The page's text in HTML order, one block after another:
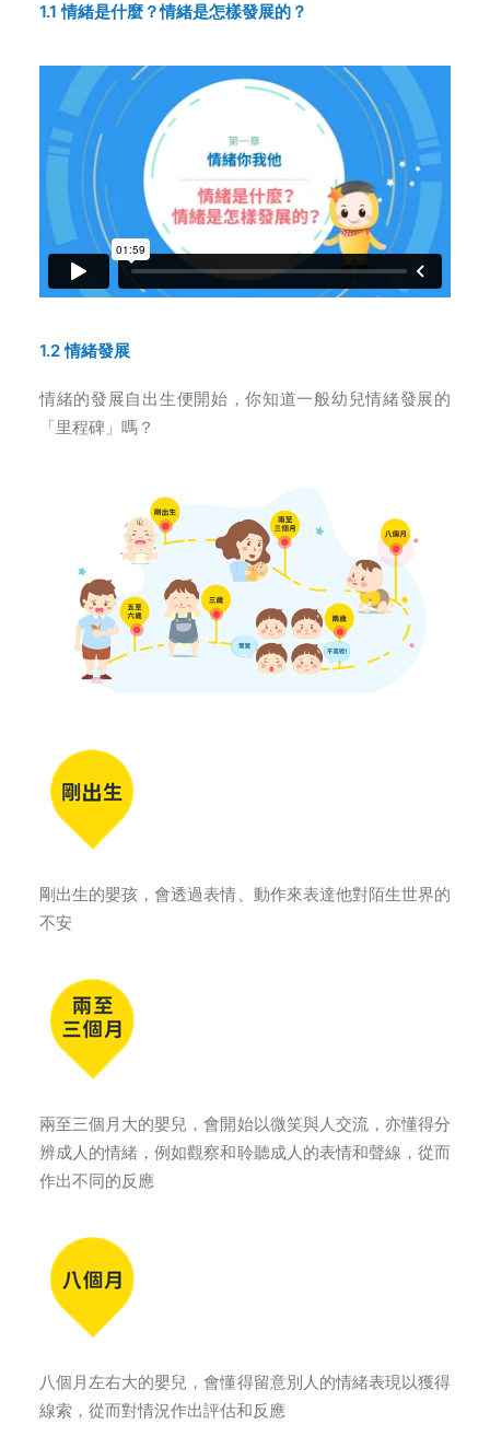
1.1情緒是什麼？情緒是怎樣發展的 ？
1.2 情緒發展
情緒的發展自出生便開始，你知道一般幼兒情緒發展的
「里程碑」嗎 ？
剛出生的嬰孩，會透過表情、動作來表達他對陌生世界的
不安
兩至三個月大的嬰兒，會開始以微笑與人交流，亦懂得分
辨成人的情緒，例如觀察和聆聽成人的表情和聲線，從而
作出不同的反應
八個月左右大的嬰兒，會懂得留意別人的情緒表現以獲得
線索，從而對情況作出評估和反應